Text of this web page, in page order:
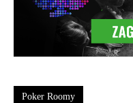
Poker Roomy